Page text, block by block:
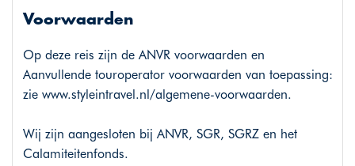
Voorwaarden
Op deze reis zijn de ANVR voorwaarden en
Aanvullende touroperator voorwaarden van toepassing:
zie www.styleintravel.nl/algemene-voorwaarden.
Wij zijn aangesloten bij ANVR, SGR, SGRZ en het
Calamiteitenfonds.